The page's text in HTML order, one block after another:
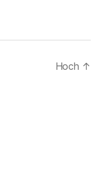
Hoch ↑